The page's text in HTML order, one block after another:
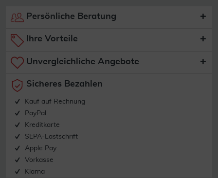
Persönliche Beratung
Ihre Vorteile
Unvergleichliche Angebote
Sicheres Bezahlen
Kauf auf Rechnung
PayPal
Kreditkarte
SEPA-Lastschrift
Apple Pay
Vorkasse
Klarna